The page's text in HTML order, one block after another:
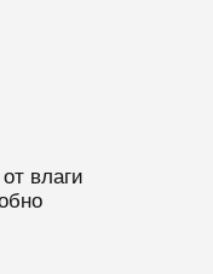
влаги